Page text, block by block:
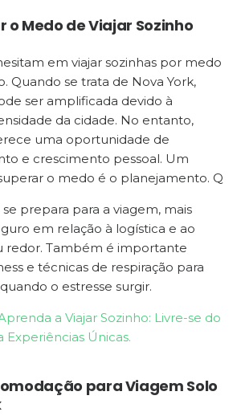
o Medo de Viajar Sozinho
em viajar sozinhas por medo
Quando se trata de Nova York,
ser amplificada devido à
da cidade. No entanto,
uma oportunidade de
e crescimento pessoal. Um
o medo é o planejamento. Q
prepara para a viagem, mais
em relação à logística e ao
redor. Também é importante
e técnicas de respiração para
o estresse surgir.
a Viajar Sozinho: Livre-se do
Experiências Únicas.
para Viagem Solo